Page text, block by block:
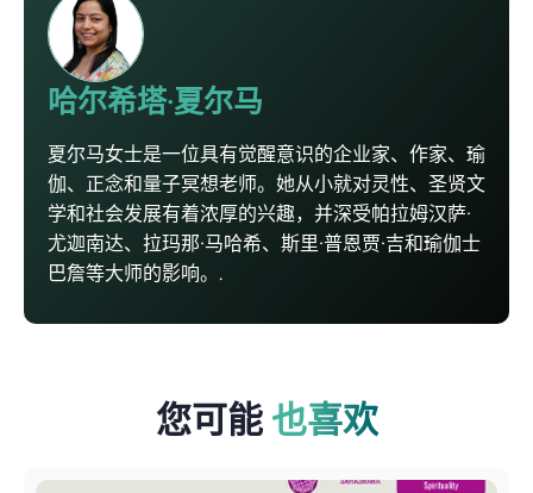
哈尔希塔·夏尔马
夏尔马女士是一位具有觉醒意识的企业家、作家、瑜
伽、正念和量子冥想老师。她从小就对灵性、圣贤文
学和社会发展有着浓厚的兴趣，并深受帕拉姆汉萨·
尤迦南达、拉玛那·马哈希、斯里·普恩贾·吉和瑜伽士
巴詹等大师的影响。.
您可能 也喜欢